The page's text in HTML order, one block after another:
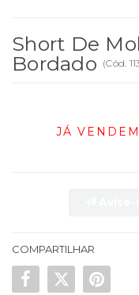
Short De
Bordado (Cód.
JÁ
COMPARTILHAR